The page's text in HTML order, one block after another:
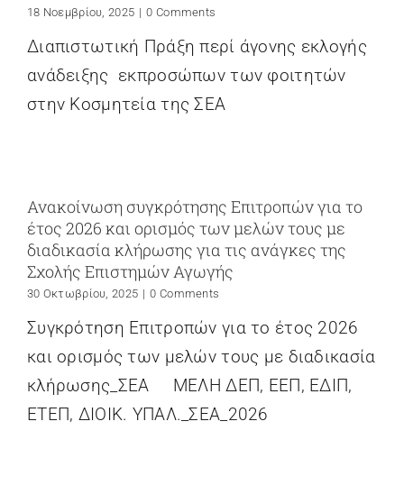
18 Νοεμβρίου, 2025 | 0 Comments
Διαπιστωτική Πράξη περί άγονης εκλογής
ανάδειξης εκπροσώπων των φοιτητών
στην Κοσμητεία της ΣΕΑ
Ανακοίνωση συγκρότησης Επιτροπών για το
έτος 2026 και ορισμός των μελών τους με
διαδικασία κλήρωσης για τις ανάγκες της
Σχολής Επιστημών Αγωγής
30 Οκτωβρίου, 2025 | 0 Comments
Συγκρότηση Επιτροπών για το έτος 2026
και ορισμός των μελών τους με διαδικασία
κλήρωσης_ΣΕΑ ΜΕΛΗ ΔΕΠ, ΕΕΠ, ΕΔΙΠ,
ΕΤΕΠ, ΔΙΟΙΚ. ΥΠΑΛ._ΣEA_2026